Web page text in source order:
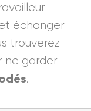
échanger
trouverez
ne garder
.